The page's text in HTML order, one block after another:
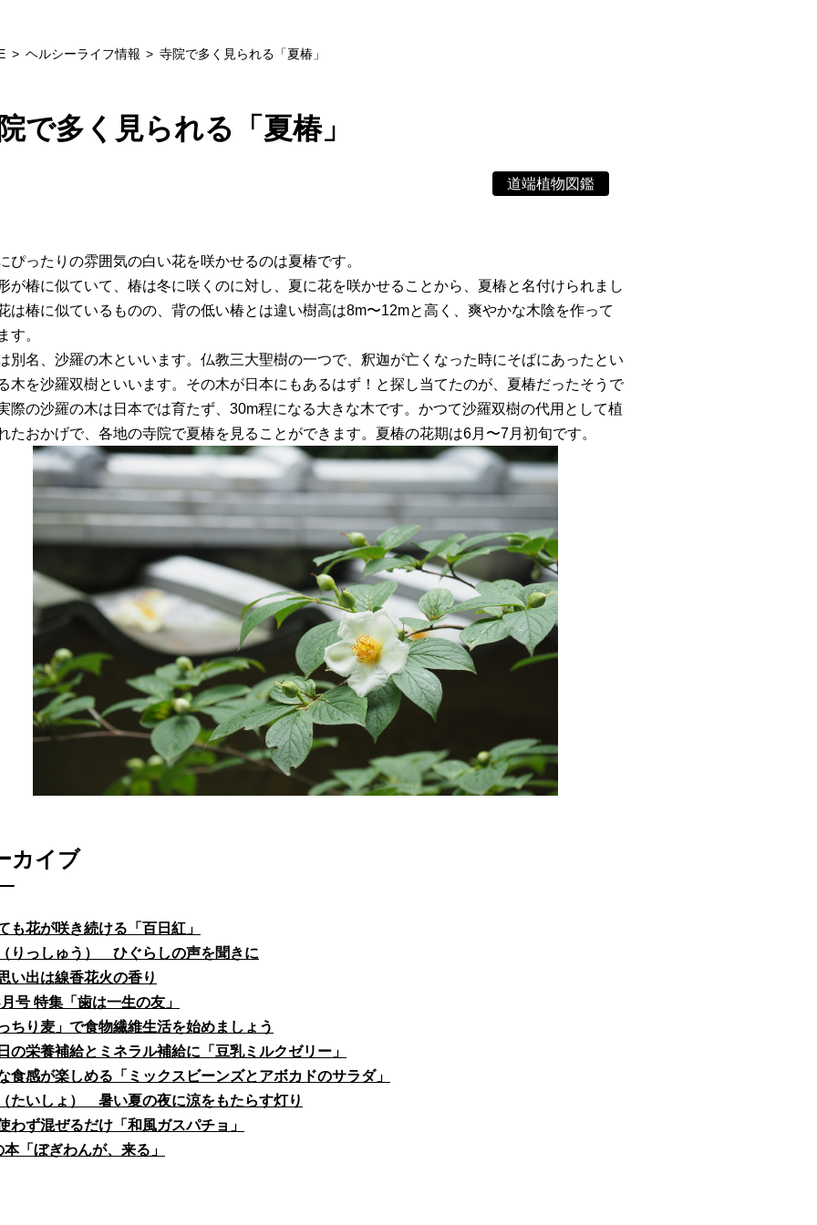
ヘルシーライフ情報 寺院で多く見られる「夏椿」
で多く見られる「夏椿」
道端植物図鑑
ぴったりの雰囲気の白い花を咲かせるのは夏椿です。
が椿に似ていて、椿は冬に咲くのに対し、夏に花を咲かせることから、夏椿と名付けられまし
は椿に似ているものの、背の低い椿とは違い樹高は8m〜12mと高く、爽やかな木陰を作って
す。
別名、沙羅の木といいます。仏教三大聖樹の一つで、釈迦が亡くなった時にそばにあったとい
木を沙羅双樹といいます。その木が日本にもあるはず！と探し当てたのが、夏椿だったそうで
際の沙羅の木は日本では育たず、30m程になる大きな木です。かつて沙羅双樹の代用として植
たおかげで、各地の寺院で夏椿を見ることができます。夏椿の花期は6月〜7月初旬です。
カイブ
も花が咲き続ける「百日紅」
りっしゅう） ひぐらしの声を聞きに
い出は線香花火の香り
号 特集「歯は一生の友」
っちり麦」で食物繊維生活を始めましょう
の栄養補給とミネラル補給に「豆乳ミルクゼリー」
食感が楽しめる「ミックスビーンズとアボカドのサラダ」
たいしょ） 暑い夏の夜に涼をもたらす灯り
わず混ぜるだけ「和風ガスパチョ」
本「ぼぎわんが、来る」